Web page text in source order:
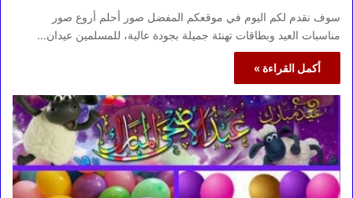
سوف نقدم لكم اليوم في موقعكم المفضل صور أحلم أروع صور
مناسبات العيد وبطاقات تهنئة جميلة بجودة عالية، للمسلمين عيدان…
أكمل القراءة »